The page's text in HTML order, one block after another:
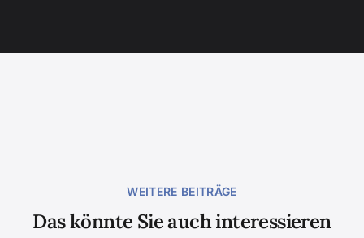
WEITERE BEITRÄGE
Das könnte Sie auch interessieren